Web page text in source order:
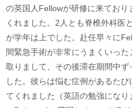
の英国人Fellowが研修に来てお
くれました。2人とも脊椎外科医
が学年は上でした。赴任早々に
間緊急手術が非常にうまくいっ
取りまして、その後滞在期間中
した。彼らは悩む症例があるた
てくれました（英語の勉強にな